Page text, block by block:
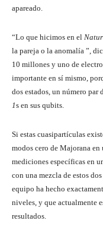
apareado.
“Lo que hicimos en el
la pareja o la anomalía ”,
10 millones y uno de
importante en sí mismo,
dos estados, un número par
1s en sus qubits.
Si estas cuasipartículas
modos cero de Majorana en
mediciones específicas en
con una mezcla de estos
equipo ha hecho
niveles, y que actualmente
resultados.